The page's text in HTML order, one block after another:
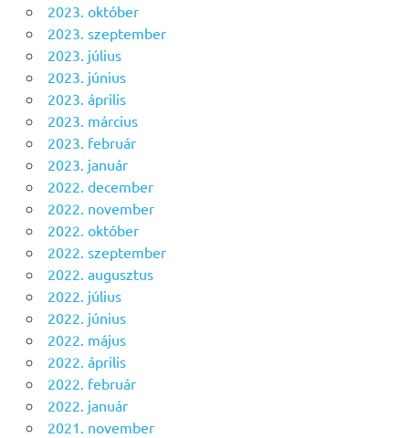
2023. október
2023. szeptember
2023. július
2023. június
2023. április
2023. március
2023. február
2023. január
2022. december
2022. november
2022. október
2022. szeptember
2022. augusztus
2022. július
2022. június
2022. május
2022. április
2022. február
2022. január
2021. november